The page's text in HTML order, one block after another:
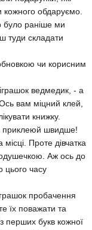
кожного обдаруємо.
було раніше ми
туди складати
чи корисним
ведмедик, - а
вам міцний клей,
книжку.
приклеюй швидше!
Проте дівчатка
Аж ось до
цього часу
пробачення
їх поважати та
перших букв кожної